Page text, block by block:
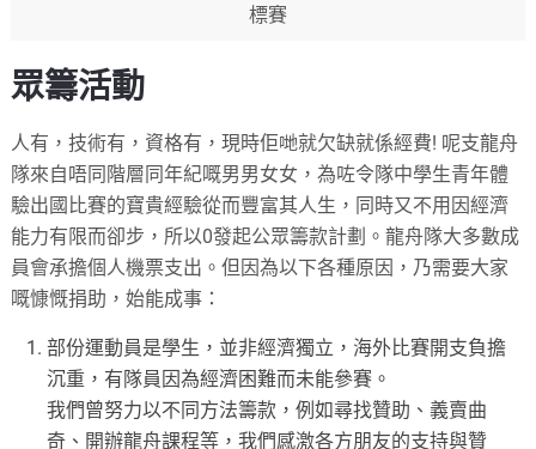
標賽
眾籌活動
人有，技術有，資格有，現時佢哋就欠缺就係經費! 呢支龍舟
隊來自唔同階層同年紀嘅男男女女，為咗令隊中學生青年體
驗出國比賽的寶貴經驗從而豐富其人生，同時又不用因經濟
能力有限而卻步，所以0發起公眾籌款計劃。龍舟隊大多數成
員會承擔個人機票支出。但因為以下各種原因，乃需要大家
嘅慷慨捐助，始能成事：
部份運動員是學生，並非經濟獨立，海外比賽開支負擔
沉重，有隊員因為經濟困難而未能參賽。
我們曾努力以不同方法籌款，例如尋找贊助、義賣曲
奇、開辦龍舟課程等，我們感激各方朋友的支持與贊